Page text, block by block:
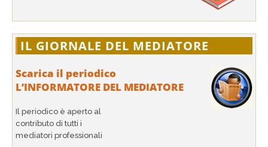
IL GIORNALE DEL MEDIATORE
Scarica il periodico
L’INFORMATORE DEL MEDIATORE
Il periodico è aperto al
contributo di tutti i
mediatori professionali